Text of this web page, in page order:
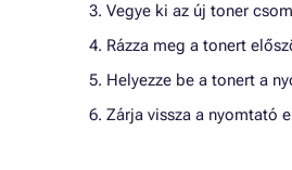
3. Vegye ki az új toner
4. Rázza meg a tonert
5. Helyezze be a tonert a
6. Zárja vissza a nyomtató